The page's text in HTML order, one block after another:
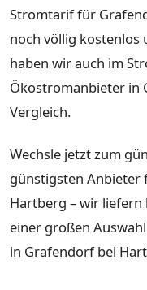
Stromtarif für
noch völlig kostenlos
haben wir auch im
Ökostromanbieter in
Vergleich.
Wechsle jetzt zum
günstigsten Anbieter
Hartberg – wir
einer großen
in Grafendorf bei